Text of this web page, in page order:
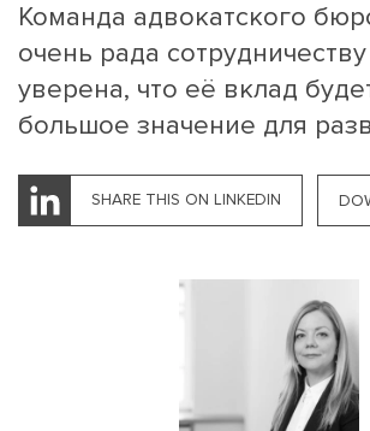
Команда адвокатского
очень рада
уверена, что её вклад
большое значение для
SHARE THIS ON LINKEDIN